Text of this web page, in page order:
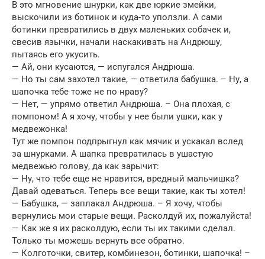
В это мгновение шнурки, как две юркие змейки,
выскочили из ботинок и куда-то уползли. А сами
ботинки превратились в двух маленьких собачек и,
свесив язычки, начали наскакивать на Андрюшу,
пытаясь его укусить.
— Ай, они кусаются, — испугался Андрюша.
— Но ты сам захотел такие, — ответила бабушка. – Ну, а
шапочка тебе тоже не по нраву?
— Нет, — упрямо ответил Андрюша. – Она плохая, с
помпоном! А я хочу, чтобы у нее были ушки, как у
медвежонка!
Тут же помпон подпрыгнул как мячик и ускакал вслед
за шнурками. А шапка превратилась в ушастую
медвежью голову, да как зарычит:
— Ну, что тебе еще не нравится, вредный мальчишка?
Давай одеваться. Теперь все вещи такие, как ты хотел!
— Бабушка, — заплакал Андрюша. – Я хочу, чтобы
вернулись мои старые вещи. Расколдуй их, пожалуйста!
— Как же я их расколдую, если ты их такими сделал.
Только ты можешь вернуть все обратно.
— Колготочки, свитер, комбинезон, ботинки, шапочка! –